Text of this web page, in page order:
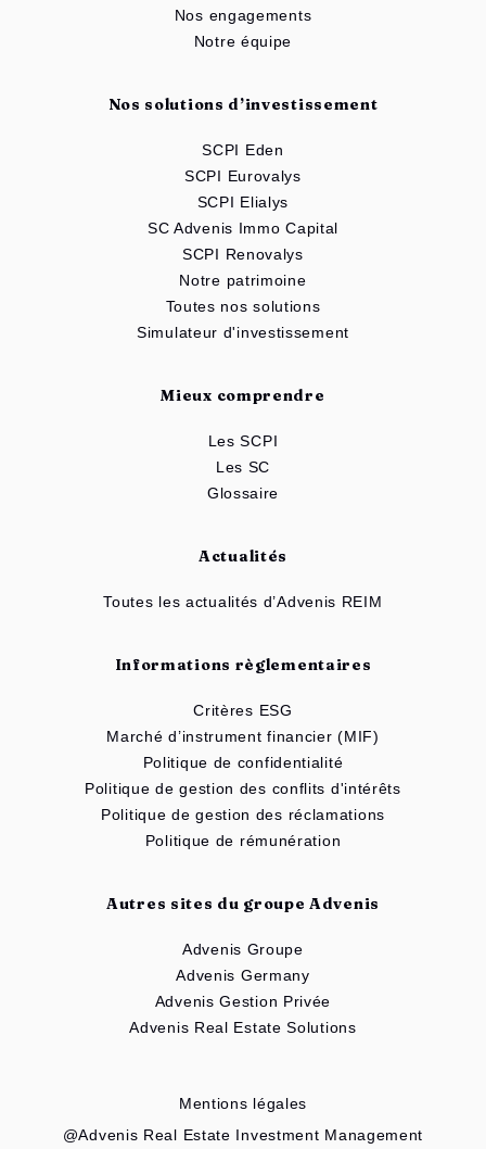
Nos engagements
Notre équipe
Nos solutions d’investissement
SCPI Eden
SCPI Eurovalys
SCPI Elialys
SC Advenis Immo Capital
SCPI Renovalys
Notre patrimoine
Toutes nos solutions
Simulateur d'investissement
Mieux comprendre
Les SCPI
Les SC
Glossaire
Actualités
Toutes les actualités d’Advenis REIM
Informations règlementaires
Critères ESG
Marché d’instrument financier (MIF)
Politique de confidentialité
Politique de gestion des conflits d'intérêts
Politique de gestion des réclamations
Politique de rémunération
Autres sites du groupe Advenis
Advenis Groupe
Advenis Germany
Advenis Gestion Privée
Advenis Real Estate Solutions
Mentions légales
@Advenis Real Estate Investment Management